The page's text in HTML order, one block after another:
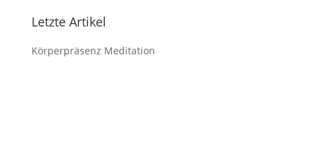
Letzte Artikel
Körperpräsenz Meditation